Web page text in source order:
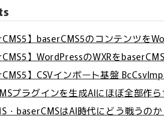
】baserCMS5のコンテンツを
】WordPressのWXRを
】CSVインポート基盤
プラグインを生成AIにほぼ全部作
・baserCMSはAI時代にどう戦うの